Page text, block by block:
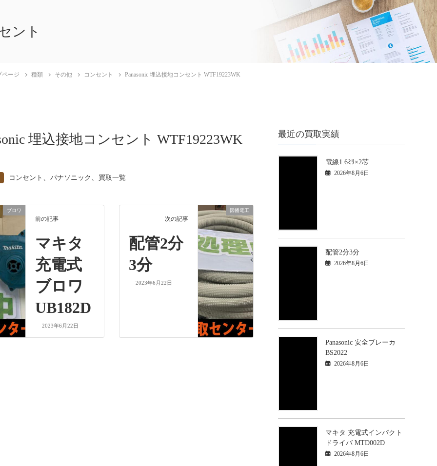
ント
ページ 種類 その他 コンセント Panasonic 埋込接地コンセント WTF19223WK
埋込接地コンセント WTF19223WK
コンセント 、パナソニック 、 買取一覧
ブロワ
前の記事
マキタ
充電式
ブロワ
UB182D
2023年6月22日
因幡電工
次の記事
配管2分
3分
2023年6月22日
最近の買取実績
電線1.6ﾐﾘ×2芯
2026年8月6日
配管2分3分
2026年8月6日
Panasonic 安全ブレーカ
BS2022
2026年8月6日
マキタ 充電式インパクト
ドライバ MTD002D
2026年8月6日